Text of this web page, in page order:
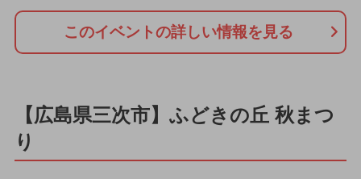
このイベントの詳しい情報を見る
【広島県三次市】ふどきの丘 秋まつ
り